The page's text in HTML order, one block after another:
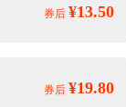
券后 ¥13.50
券后 ¥19.80